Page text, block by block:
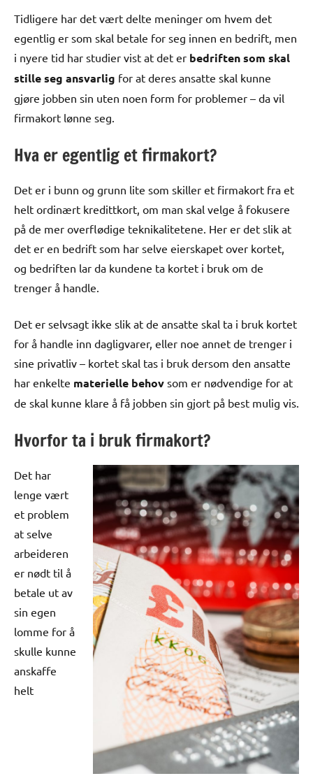
Tidligere har det vært delte meninger om hvem det
egentlig er som skal betale for seg innen en bedrift, men
i nyere tid har studier vist at det er bedriften som skal
stille seg ansvarlig for at deres ansatte skal kunne
gjøre jobben sin uten noen form for problemer – da vil
firmakort lønne seg.
Hva er egentlig et firmakort?
Det er i bunn og grunn lite som skiller et firmakort fra et
helt ordinært kredittkort, om man skal velge å fokusere
på de mer overflødige teknikalitetene. Her er det slik at
det er en bedrift som har selve eierskapet over kortet,
og bedriften lar da kundene ta kortet i bruk om de
trenger å handle.
Det er selvsagt ikke slik at de ansatte skal ta i bruk kortet
for å handle inn dagligvarer, eller noe annet de trenger i
sine privatliv – kortet skal tas i bruk dersom den ansatte
har enkelte materielle behov som er nødvendige for at
de skal kunne klare å få jobben sin gjort på best mulig vis.
Hvorfor ta i bruk firmakort?
Det har
lenge vært
et problem
at selve
arbeideren
er nødt til å
betale ut av
sin egen
lomme for å
skulle kunne
anskaffe
helt